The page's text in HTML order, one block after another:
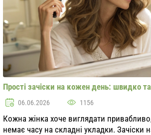
Прості зачіски на кожен день: швидко
06.06.2026 1156
Кожна жінка хоче виглядати
немає часу на складні укладки. Зачіски